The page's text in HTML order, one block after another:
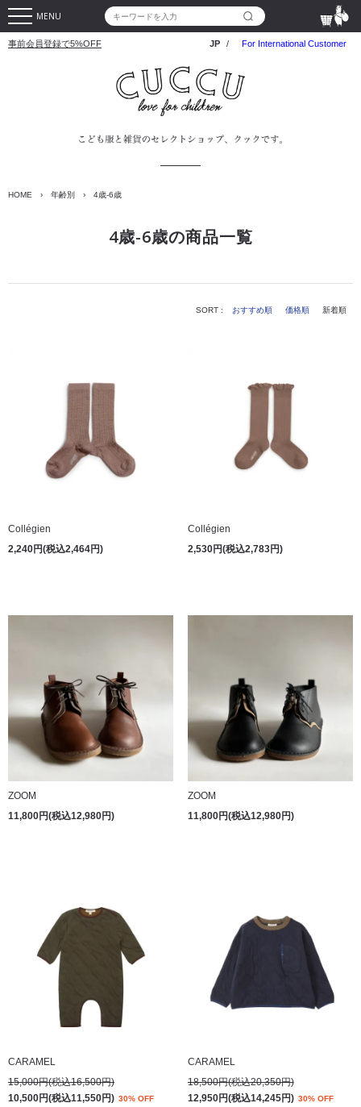
MENU
事前会員登録で5%OFF JP / For International Customer
HOME › 年齢別 › 4歳-6歳
4歳-6歳の商品一覧
SORT : おすすめ順 価格順 新着順
Collégien
2,240円(税込2,464円)
Collégien
2,530円(税込2,783円)
ZOOM
11,800円(税込12,980円)
ZOOM
11,800円(税込12,980円)
CARAMEL
15,000円(税込16,500円)
10,500円(税込11,550円) 30% OFF
CARAMEL
18,500円(税込20,350円)
12,950円(税込14,245円) 30% OFF